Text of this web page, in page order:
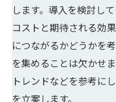
します。導入を検討し
コストと期待される効
につながるかどうかを
を集めることは欠かせ
トレンドなどを参考に
を立案します。